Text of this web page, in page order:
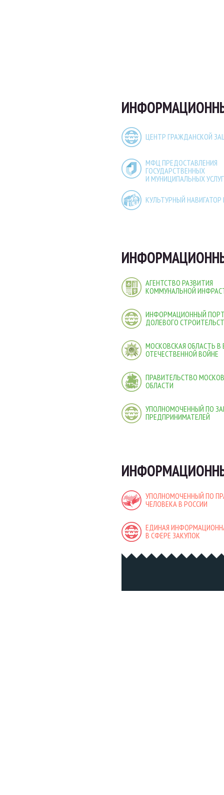
ЦЕНТР ГРАЖДАНСКОЙ
МФЦ ПРЕДОСТАВЛЕНИЯ
ГОСУДАРСТВЕННЫХ
И МУНИЦИПАЛЬНЫХ УСЛУГ
КУЛЬТУРНЫЙ
АГЕНТСТВО РАЗВИТИЯ
КОММУНАЛЬНОЙ
ИНФОРМАЦИОННЫЙ
ДОЛЕВОГО
МОСКОВСКАЯ ОБЛАСТЬ В
ОТЕЧЕСТВЕННОЙ ВОЙНЕ
ПРАВИТЕЛЬСТВО
ОБЛАСТИ
УПОЛНОМОЧЕННЫЙ ПО
ПРЕДПРИНИМАТЕЛЕЙ
УПОЛНОМОЧЕННЫЙ ПО
ЧЕЛОВЕКА В РОССИИ
ЕДИНАЯ
В СФЕРЕ ЗАКУПОК